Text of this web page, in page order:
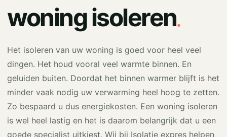
woning isoleren.
Het isoleren van uw woning is goed voor heel veel
dingen. Het houd vooral veel warmte binnen. En
geluiden buiten. Doordat het binnen warmer blijft is het
minder vaak nodig uw verwarming heel hoog te zetten.
Zo bespaard u dus energiekosten. Een woning isoleren
is wel heel lastig en het is daarom belangrijk dat u een
goede specialist uitkiest. Wij bij Isolatie expres helpen